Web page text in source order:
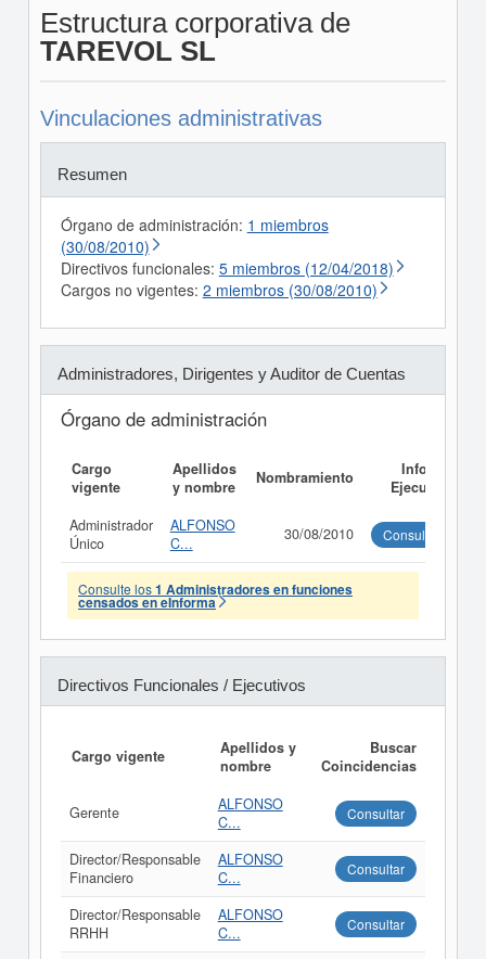
Estructura corporativa de
TAREVOL SL
Vinculaciones administrativas
Resumen
Órgano de administración: 1 miembros
(30/08/2010)
Directivos funcionales: 5 miembros (12/04/2018)
Cargos no vigentes: 2 miembros (30/08/2010)
Administradores, Dirigentes y Auditor de Cuentas
Órgano de administración
Cargo
vigente
Apellidos
y nombre
Nombramiento
Informe
Ejecutivo
Administrador
Único
ALFONSO
C...
30/08/2010 Consultar
Consulte los1 Administradores en funciones
censados en eInforma
Directivos Funcionales / Ejecutivos
Cargo vigente
Apellidos y
nombre
Buscar
Coincidencias
Gerente
ALFONSO
C...
Consultar
Director/Responsable
Financiero
ALFONSO
C...
Consultar
Director/Responsable
RRHH
ALFONSO
C...
Consultar